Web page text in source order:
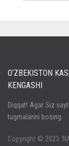
Паролни
O‘ZBEKISTON
KENGASHI
Diqqat! Agar Siz
tugmalarini bosing.
Copyright © 2023.